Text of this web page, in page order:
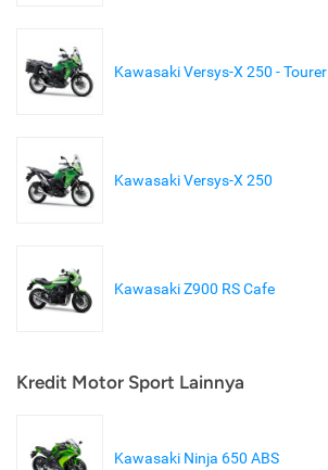
Kawasaki Versys-X 250 - Tourer
Kawasaki Versys-X 250
Kawasaki Z900 RS Cafe
Kredit Motor Sport Lainnya
Kawasaki Ninja 650 ABS